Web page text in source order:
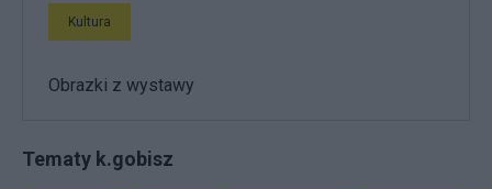
Kultura
Obrazki z wystawy
Tematy k.gobisz